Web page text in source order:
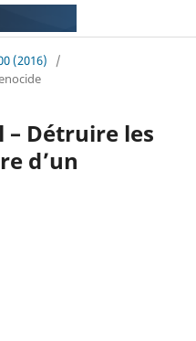
(2016)
/
Détruire les
d’un